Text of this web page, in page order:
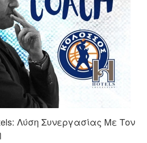
Λύση Συνεργασίας Με Τον